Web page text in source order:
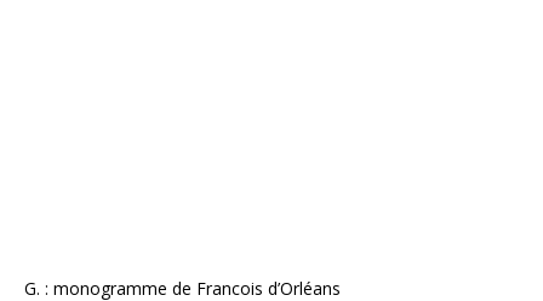
G. : monogramme de Francois d’Orléans